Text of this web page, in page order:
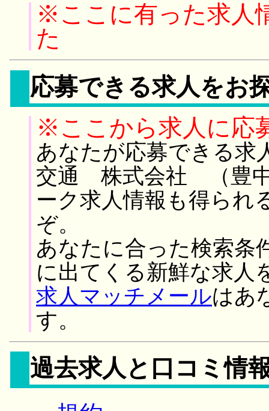
※ここに有った求人
た
応募できる求人をお
※ここから求人に応
あなたが応募できる求
交通 株式会社 （豊中
ーク求人情報も得られ
ぞ。
あなたに合った検索条
に出てくる新鮮な求人
求人マッチメールはあ
す。
過去求人と口コミ情